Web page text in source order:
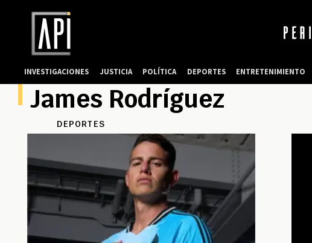
James Rodríguez
DEPORTES
INVESTIGACIONES JUSTICIA POLÍTICA DEPORTES ENTRETENIMIENTO